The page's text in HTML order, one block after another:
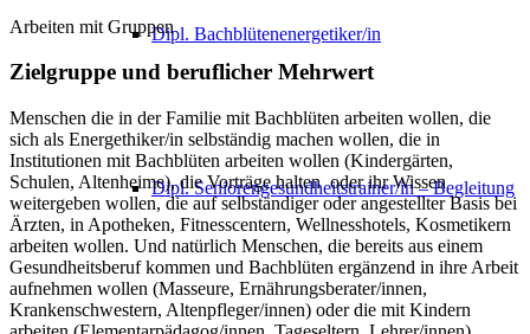
Dipl. Bachblütenenergetiker/in
Dipl. Seniorengesundheitstrainer/in – Begleitung
Arbeiten mit Gruppen
Zielgruppe und beruflicher Mehrwert
Menschen die in der Familie mit Bachblüten arbeiten wollen, die
sich als Energethiker/in selbständig machen wollen, die in
Institutionen mit Bachblüten arbeiten wollen (Kindergärten,
Schulen, Altenheime), die Vorträge halten oder ihr Wissen
weitergeben wollen, die auf selbständiger oder angestellter Basis bei
Ärzten, in Apotheken, Fitnesscentern, Wellnesshotels, Kosmetikern
arbeiten wollen. Und natürlich Menschen, die bereits aus einem
Gesundheitsberuf kommen und Bachblüten ergänzend in ihre Arbeit
aufnehmen wollen (Masseure, Ernährungsberater/innen,
Krankenschwestern, Altenpfleger/innen) oder die mit Kindern